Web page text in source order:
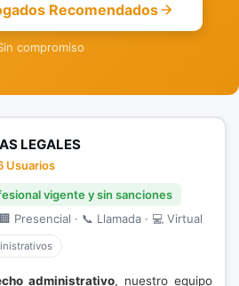
Recomendados
compromiso
LEGALES
Usuarios
vigente y sin sanciones
Presencial · 📞 Llamada · 💻 Virtual
administrativo, nuestro equipo